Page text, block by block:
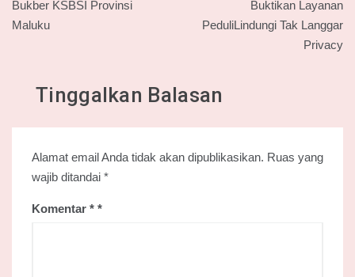
pos
Bukber KSBSI Provinsi
Maluku
Buktikan Layanan
PeduliLindungi Tak Langgar
Privacy
Tinggalkan Balasan
Alamat email Anda tidak akan dipublikasikan. Ruas yang
wajib ditandai *
Komentar *